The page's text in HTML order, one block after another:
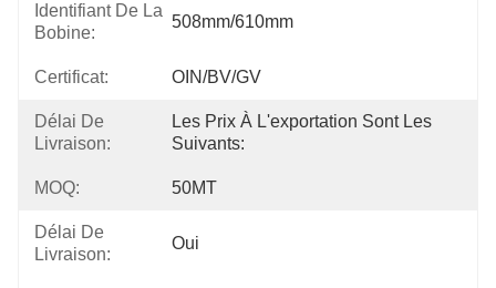
Identifiant De La
Bobine:
508mm/610mm
Certificat: OIN/BV/GV
Délai De
Livraison:
Les Prix À L'exportation Sont Les
Suivants:
MOQ: 50MT
Délai De
Livraison:
Oui